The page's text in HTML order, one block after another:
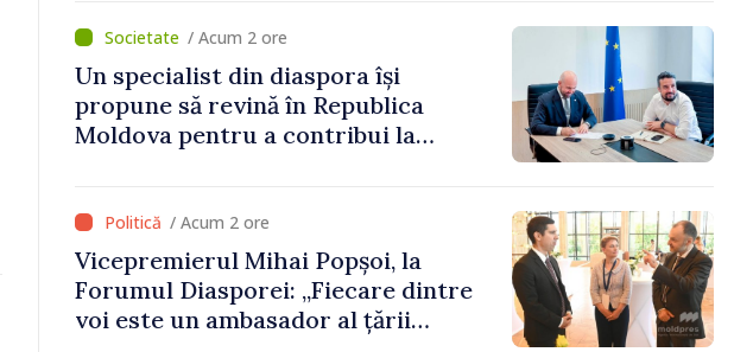
/ Acum 2 ore
Un specialist din diaspora își
propune să revină în Republica
Moldova pentru a contribui la
/ Acum 2 ore
Vicepremierul Mihai Popșoi, la
Forumul Diasporei: „Fiecare dintre
voi este un ambasador al țării